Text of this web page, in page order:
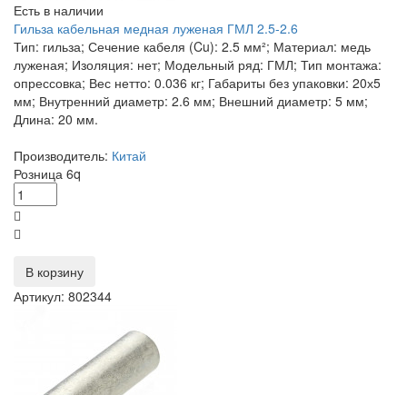
Есть в наличии
Гильза кабельная медная луженая ГМЛ 2.5-2.6
Тип: гильза; Сечение кабеля (Cu): 2.5 мм²; Материал: медь
луженая; Изоляция: нет; Модельный ряд: ГМЛ; Тип монтажа:
опрессовка; Вес нетто: 0.036 кг; Габариты без упаковки: 20х5
мм; Внутренний диаметр: 2.6 мм; Внешний диаметр: 5 мм;
Длина: 20 мм.
Производитель: Китай
Розница 6q
В корзину
Артикул: 802344